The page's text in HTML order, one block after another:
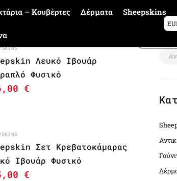
– Κουβέρτες Δέρματα Sheepskins
Λευκό Ιβουάρ
Φυσικό
€
Σετ Κρεβατοκάμαρας
Ιβουάρ Φυσικό
€